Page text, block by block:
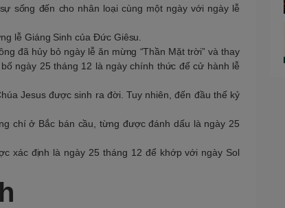
sống đến cho nhân loại cùng một ngày với ngày lễ
lễ Giáng Sinh của Đức Giêsu.
đã hủy bỏ ngày lễ ăn mừng “Thần Mặt trời” và thay
ngày 25 tháng 12 là ngày chính thức để cử hành lễ
Jesus được sinh ra đời. Tuy nhiên, đến đầu thế kỷ
chí ở Bắc bán cầu, từng được đánh dấu là ngày 25
xác định là ngày 25 tháng 12 để khớp với ngày Sol